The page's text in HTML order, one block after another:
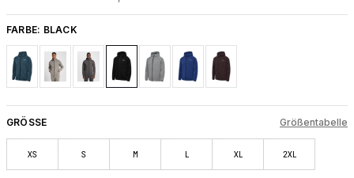
FARBE: BLACK
GRÖSSE Größentabelle
XS S M L XL 2XL